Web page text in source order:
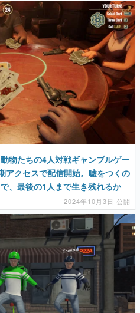
ゲームクリエイターの青春〜
と箸』等で知られるマンガ家・田中圭
業界レポートマンガです。
面白い？
氏がゲームの魅力を画面や操作の
明かしていく、硬派で骨太な評論連載
本語
「ラスボス」… ゲームにまつわる言葉
、コンピューター文化史研究家・タ
。
物たちの4人対戦ギャンブルゲー
クセスで配信開始。嘘をつくの
、最後の1人まで生き残れるか
2024年10月3日 公開